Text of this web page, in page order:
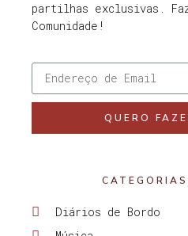
partilhas exclusivas.
Comunidade!
QUERO
Diários de Bordo